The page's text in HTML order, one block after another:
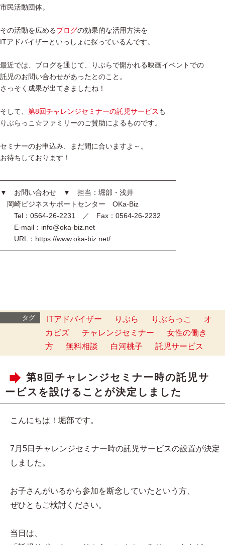
市民活動団体。
その活動を広めるブログの効果的な活用方法を
ITアドバイザーといっしょに探っているんです。
最近では、ブログを通じて、りぶらで開かれる映画イベントでの
託児のお問い合わせがあったとのこと。
さっそく成果が出てきましたね！
そして、 第8回チャレンジセミナーの託児サービス も
りぶらっこ☆ファミリーのご賛助によるものです。
セミナーのお申込み、まだ間に合いますよ～。
お待ちしております！
━━━━━━━━━━━━━━━━━━━━━━━━━
▼ お問い合わせ ▼ 担当：堀部・浅井
岡崎ビジネスサポートセンター OKa-Biz
Tel：0564-26-2231 ／ Fax：0564-26-2232
E-mail：info@oka-biz.net
URL：https://www.oka-biz.net/
━━━━━━━━━━━━━━━━━━━━━━━━━
タグ ITアドバイザー りぶら りぶらっこ
オ
カビズ
チャレンジセミナー
女性の働き
方
無料相談 白河桃子 託児サービス
第8回チャレンジセミナー時の託児サ
ービスを設けることが決定しました
こんにちは！堀部です。
7月5日チャレンジセミナー時の託児サービスの設置が決定
しました。
お子さんがいるから参加を断念していたという方、
ぜひともご検討ください。
当日は、